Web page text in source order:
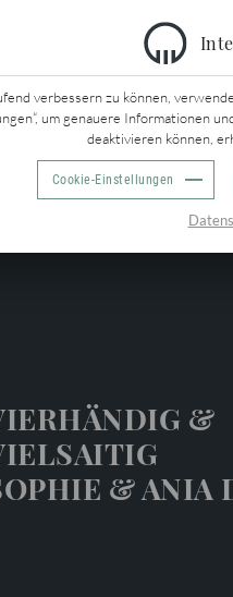
verbessern zu können,
um genauere
deaktivieren können,
Cookie-Einstellungen
&
& ANIA